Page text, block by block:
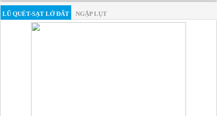
LŨ QUÉT-SẠT LỞ ĐẤT NGẬP LỤT